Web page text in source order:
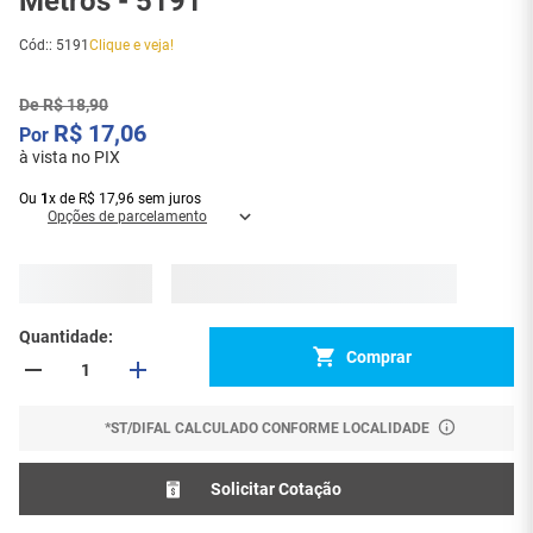
Cód:: 5191 Clique e veja!
DeR$18,90
R$ 17,06
à vista no PIX
Ou 1 x de R$ 17,96 sem juros
Opções de parcelamento
Quantidade
Comprar
*ST/DIFAL CALCULADO CONFORME LOCALIDADE
Solicitar Cotação